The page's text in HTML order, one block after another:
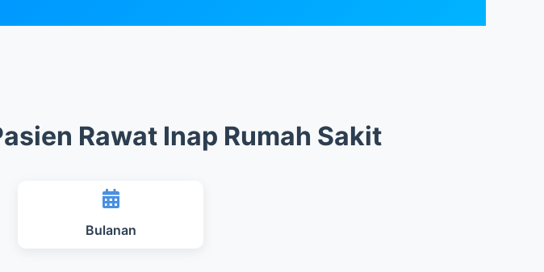
Rawat Inap Rumah Sakit
Bulanan